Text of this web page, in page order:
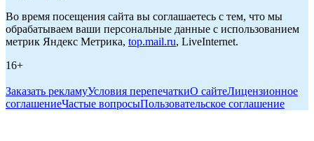
Во время посещения сайта вы соглашаетесь с тем, что мы
обрабатываем ваши персональные данные с использованием
метрик Яндекс Метрика, top.mail.ru, LiveInternet.
16+
Заказать рекламуУсловия перепечаткиО сайтеЛицензионное
соглашениеЧастые вопросыПользовательское соглашение